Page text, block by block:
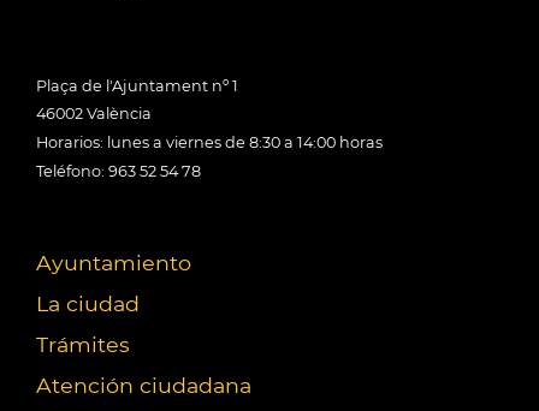
Plaça de l'Ajuntament nº 1
46002 València
Horarios: lunes a viernes de 8:30 a 14:00 horas
Teléfono: 963 52 54 78
Ayuntamiento
La ciudad
Trámites
Atención ciudadana